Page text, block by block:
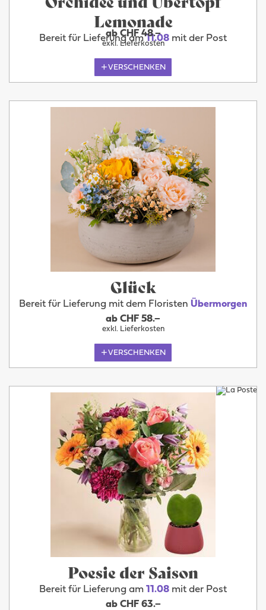
Lemonade
Bereit für Lieferung am11.08 mit der Post
ab CHF 48.–
exkl. Lieferkosten
VERSCHENKEN
Glück
Bereit für Lieferung mit dem Floristen Übermorgen
ab CHF 58.–
exkl. Lieferkosten
VERSCHENKEN
Poesie der Saison
Bereit für Lieferung am 11.08 mit der Post
ab CHF 63.–